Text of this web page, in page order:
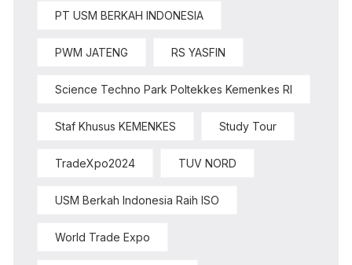
PT USM BERKAH INDONESIA
PWM JATENG RS YASFIN
Science Techno Park Poltekkes Kemenkes RI
Staf Khusus KEMENKES Study Tour
TradeXpo2024 TUV NORD
USM Berkah Indonesia Raih ISO
World Trade Expo